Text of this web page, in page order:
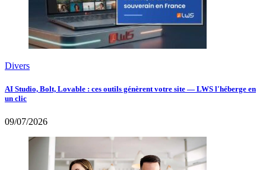
Divers
AI Studio, Bolt, Lovable : ces outils génèrent votre site — LWS l'héberge en
un clic
09/07/2026